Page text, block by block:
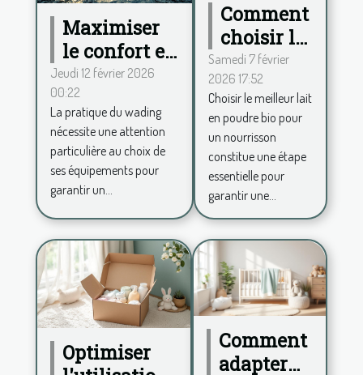
Maximiser
le confort en
wading :
conseils
pour choisir
ses
équipements
Jeudi 12 février 2026
00:22
La pratique du wading
nécessite une attention
particulière au choix de
ses équipements pour
garantir un...
Comment
choisir le
meilleur
lait en
poudre
bio pour
votre
bébé?
Samedi 7 février
2026 17:52
Choisir le meilleur lait
en poudre bio pour
un nourrisson
constitue une étape
essentielle pour
garantir une...
Optimiser
Comment
adapter